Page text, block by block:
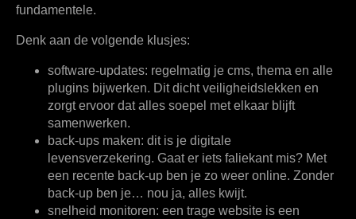
fundamentele.
Denk aan de volgende klusjes:
software-updates: regelmatig je cms, thema en alle
plugins bijwerken. Dit dicht veiligheidslekken en
zorgt ervoor dat alles soepel met elkaar blijft
samenwerken.
back-ups maken: dit is je digitale
levensverzekering. Gaat er iets faliekant mis? Met
een recente back-up ben je zo weer online. Zonder
back-up ben je… nou ja, alles kwijt.
snelheid monitoren: een trage website is een